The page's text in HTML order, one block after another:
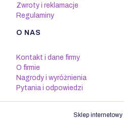
Zwroty i reklamacje
Regulaminy
O NAS
Kontakt i dane firmy
O firmie
Nagrody i wyróżnienia
Pytania i odpowiedzi
Sklep internetowy